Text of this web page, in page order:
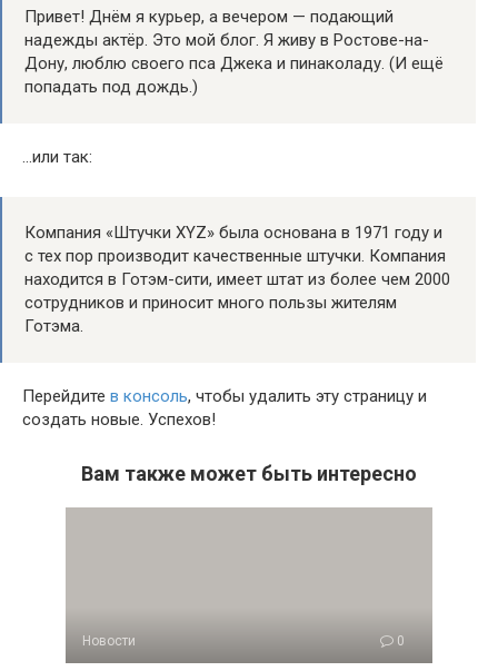
Привет! Днём я курьер, а вечером — подающий
надежды актёр. Это мой блог. Я живу в Ростове-на-
Дону, люблю своего пса Джека и пинаколаду. (И ещё
попадать под дождь.)
…или так:
Компания «Штучки XYZ» была основана в 1971 году и
с тех пор производит качественные штучки. Компания
находится в Готэм-сити, имеет штат из более чем 2000
сотрудников и приносит много пользы жителям
Готэма.
Перейдите в консоль, чтобы удалить эту страницу и
создать новые. Успехов!
Вам также может быть интересно
Новости 0